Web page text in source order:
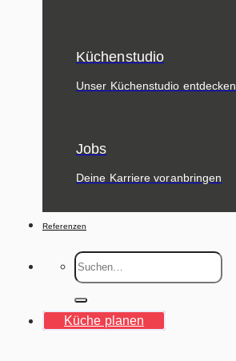
Küchenstudio
Unser Küchenstudio entdecken
Jobs
Deine Karriere voranbringen
Referenzen
Suche
nach:
Küche planen